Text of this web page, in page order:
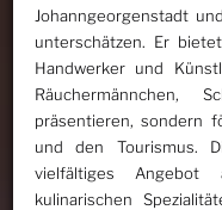
Johanngeorgenstadt
unterschätzen. Er
Handwerker und
Räuchermännchen,
präsentieren, sondern
und den Tourismus.
vielfältiges Angebot
kulinarischen